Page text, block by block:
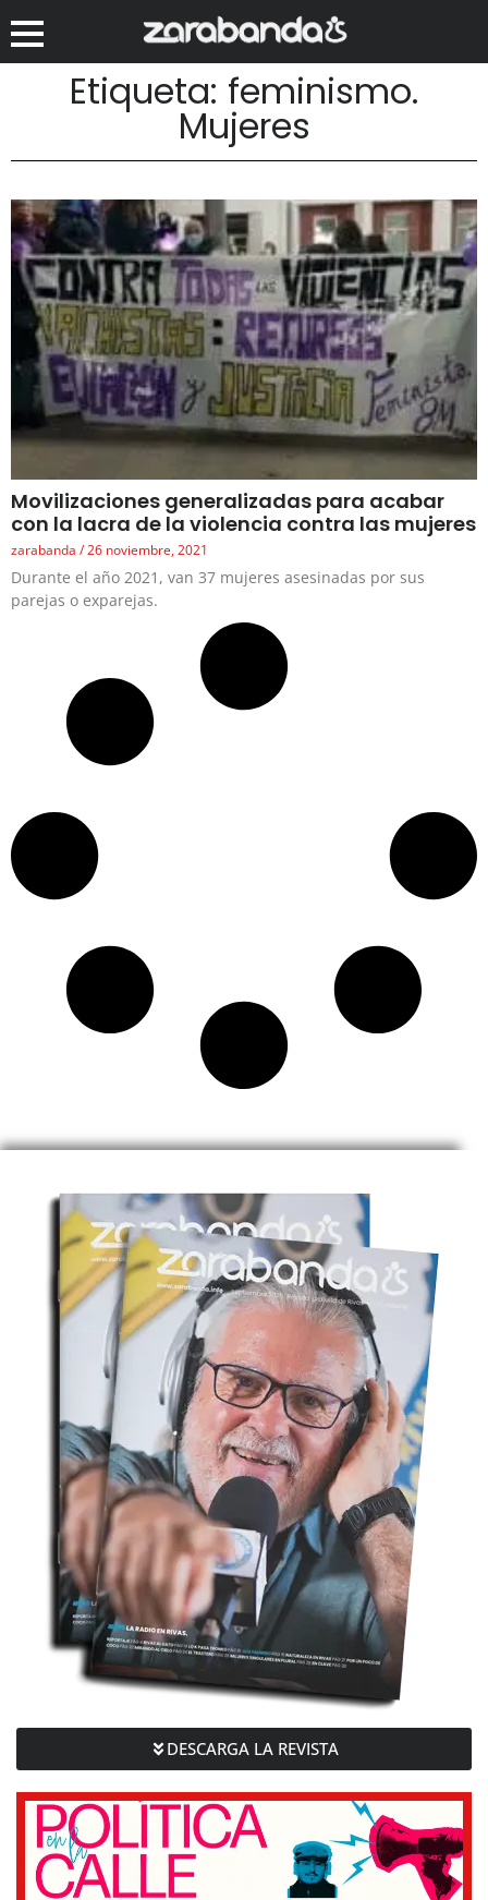
Etiqueta: feminismo.
Mujeres
Movilizaciones generalizadas para acabar
con la lacra de la violencia contra las mujeres
zarabanda 26 noviembre, 2021
Durante el año 2021, van 37 mujeres asesinadas por sus
parejas o exparejas.
DESCARGA LA REVISTA